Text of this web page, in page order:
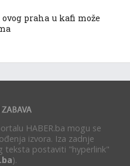
praha u kafi može
HABER.ba mogu se
izvora. Iza zadnje
teksta postaviti "hyperlink"
).